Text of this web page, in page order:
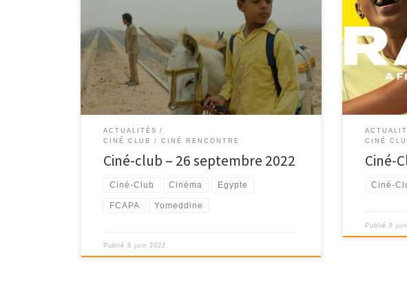
Ciné-Club du FCAPA lundi 26 septembre 2022 au
Cinéma Le César à Apt - 18h30
ACTUALITÉS
CINÉ CLUB / CINÉ RENCONTRE
Ciné-club – 26 septembre 2022
Ciné-Club Cinéma Egypte
FCAPA Yomeddine
Publié8 juin 2022
Ciné-Club
César à Apt
CINÉ
Ciné-
Ciné-
Publié8